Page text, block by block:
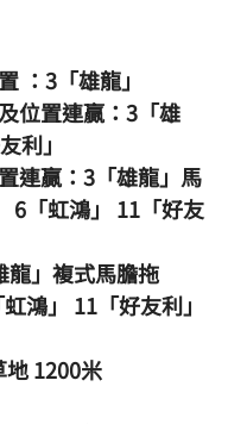
：3「雄龍」
位置連贏：3「雄
利」
連贏：3「雄龍」馬
6「虹鴻」 11「好友
龍」複式馬膽拖
鴻」 11「好友利」
地 1200米